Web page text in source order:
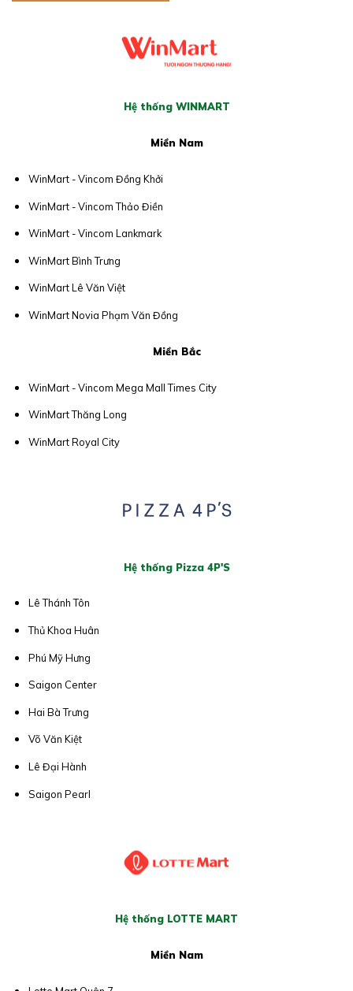
Hệ thống WINMART
Miền Nam
WinMart - Vincom Đồng Khởi
WinMart - Vincom Thảo Điền
WinMart - Vincom Lankmark
WinMart Bình Trưng
WinMart Lê Văn Việt
WinMart Novia Phạm Văn Đồng
Miền Bắc
WinMart - Vincom Mega Mall Times City
WinMart Thăng Long
WinMart Royal City
Hệ thống Pizza 4P'S
Lê Thánh Tôn
Thủ Khoa Huân
Phú Mỹ Hưng
Saigon Center
Hai Bà Trưng
Võ Văn Kiệt
Lê Đại Hành
Saigon Pearl
Hệ thống LOTTE MART
Miền Nam